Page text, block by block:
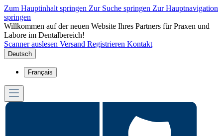
Zum Hauptinhalt springen Zur Suche springen Zur Hauptnavigation
springen
Willkommen auf der neuen Website Ihres Partners für Praxen und
Labore im Dentalbereich!
Scanner auslesen Versand Registrieren Kontakt
Deutsch
Français